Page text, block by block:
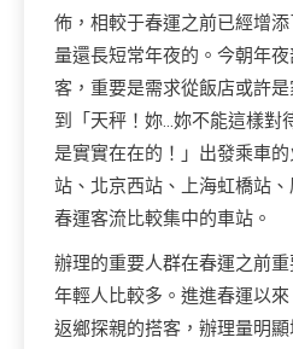
佈，相較于春運之前已經增
量還長短常年夜的。今朝年
客，重要是需求從飯店或許
到「天秤！妳…妳不能這樣對
是實實在在的！」出發乘車
站、北京西站、上海虹橋站
春運客流比較集中的車站。
辦理的重要人群在春運之前重
年輕人比較多。進進春運以
返鄉探親的搭客，辦理量明